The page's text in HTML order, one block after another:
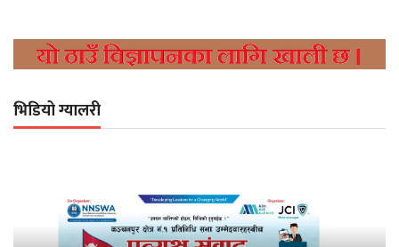
भिडियो ग्यालरी